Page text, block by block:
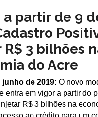
a partir de 9
3 bilhões
do Acre
junho de 2019: O novo
entra em vigor a partir do
R$ 3 bilhões na